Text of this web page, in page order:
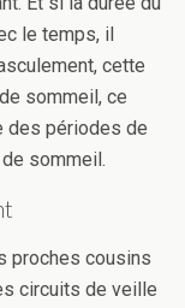
le temps, il
cette
sommeil, ce
des périodes de
sommeil.
proches cousins
circuits de veille